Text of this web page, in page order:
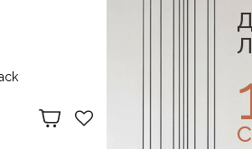
Столик Insert Side